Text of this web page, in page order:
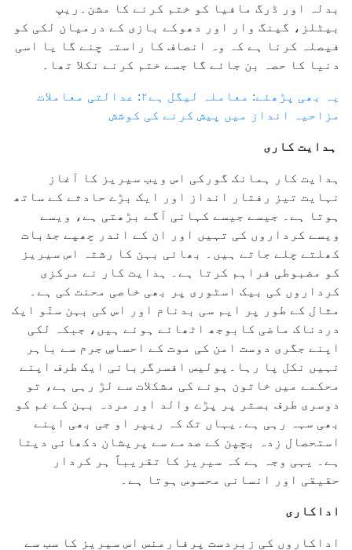
بدلہ اور ڈرگ مافیا کو ختم کرنے کا مشن۔ریپ
بیٹلز، گینگ وار اور دھوکے بازی کے درمیان لکی کو
فیصلہ کرنا ہے کہ وہ انصاف کا راستہ چنے گا یا اسی
دنیا کا حصہ بن جائے گا جسے ختم کرنے نکلا تھا۔
یہ بھی پڑھئے: معاملہ لیگل ہے۲: عدالتی معاملات
مزاحیہ انداز میں پیش کرنے کی کوشش
ہدایت کاری
ہدایت کار ہمانک گورکی اس ویب سیریز کا آغاز
نہایت تیز رفتار انداز اور ایک بڑے حادثے کے ساتھ
ہوتا ہے۔ جیسے جیسے کہانی آگے بڑھتی ہے، ویسے
ویسے کرداروں کی تہیں اور ان کے اندر چھپے جذبات
کھلتے چلے جاتے ہیں۔ بھائی بہن کا رشتہ اس سیریز
کو مضبوطی فراہم کرتا ہے۔ ہدایت کار نے مرکزی
کرداروں کی بیک اسٹوری پر بھی خاصی محنت کی ہے۔
مثال کے طور پر ایم سی بدنام اور اس کی بہن سنّو ایک
دردناک ماضی کابوجھ اٹھائے ہوئے ہیں، جبکہ لکی
اپنے جگری دوست امن کی موت کے احساسِ جرم سے باہر
نہیں نکل پا رہا۔پولیس افسرگربانی ایک طرف اپنے
محکمے میں خاتون ہونے کی مشکلات سے لڑ رہی ہے، تو
دوسری طرف بستر پر پڑے والد اور مردہ بہن کے غم کو
بھی سہہ رہی ہے۔یہاں تک کہ ریپر او جی بھی اپنے
استحصال زدہ بچپن کے صدمے سے پریشان دکھائی دیتا
ہے۔ یہی وجہ ہے کہ سیریز کا تقریباً ہر کردار
حقیقی اور انسانی محسوس ہوتا ہے۔
اداکاری
اداکاروں کی زبردست پرفارمنس اس سیریز کا سب سے